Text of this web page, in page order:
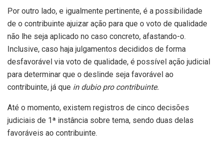
Por outro lado, e igualmente pertinente, é a possibilidade
de o contribuinte ajuizar ação para que o voto de qualidade
não lhe seja aplicado no caso concreto, afastando-o.
Inclusive, caso haja julgamentos decididos de forma
desfavorável via voto de qualidade, é possível ação judicial
para determinar que o deslinde seja favorável ao
contribuinte, já que in dubio pro contribuinte.
Até o momento, existem registros de cinco decisões
judiciais de 1ª instância sobre tema, sendo duas delas
favoráveis ao contribuinte.